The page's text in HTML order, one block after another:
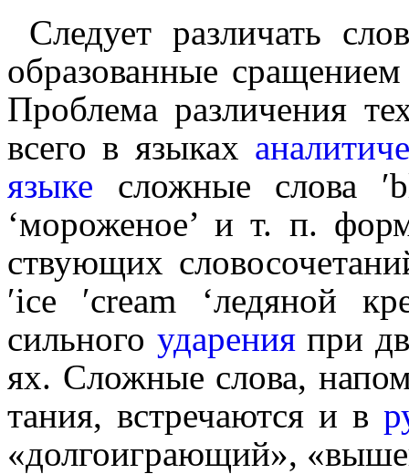
Следует различать
образованные
Проблема различения
всего в языках
языке сложные слова
‘мороженое’ и т. п.
ству­ю­щих
′ice ′cream ‘ледяной
сильного ударенияпри
ях. Сложные слова,
та­ния, встречаются и в
«долго­игра­ю­щий»,